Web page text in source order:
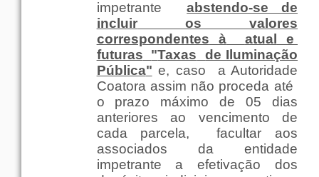
impetrante
abstendo-se de
incluiros valores
correspondentes à atual e
futuras
"Taxas de Iluminação
Pública" e, caso a Autoridade
Coatora assim não proceda até
o prazo máximo de 05dias
anteriores ao vencimento de
cada
parcela, facultar aos
associados da entidade
impetrante a efetivação dos